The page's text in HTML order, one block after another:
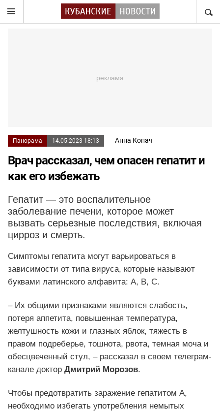
Панорама 14.05.2023 18:13 Анна Копач
Врач рассказал, чем опасен гепатит и
как его избежать
Гепатит — это воспалительное
заболевание печени, которое может
вызвать серьезные последствия, включая
цирроз и смерть.
Симптомы гепатита могут варьироваться в
зависимости от типа вируса, которые называют
буквами латинского алфавита: А, В, С.
– Их общими признаками являются слабость,
потеря аппетита, повышенная температура,
желтушность кожи и глазных яблок, тяжесть в
правом подреберье, тошнота, рвота, темная моча и
обесцвеченный стул, – рассказал в своем телеграм-
канале доктор Дмитрий Морозов.
Чтобы предотвратить заражение гепатитом А,
необходимо избегать употребления немытых